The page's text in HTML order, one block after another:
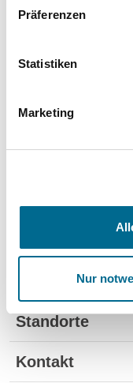
Präferenzen
Statistiken
Marketing
Nur
Standorte
Kontakt